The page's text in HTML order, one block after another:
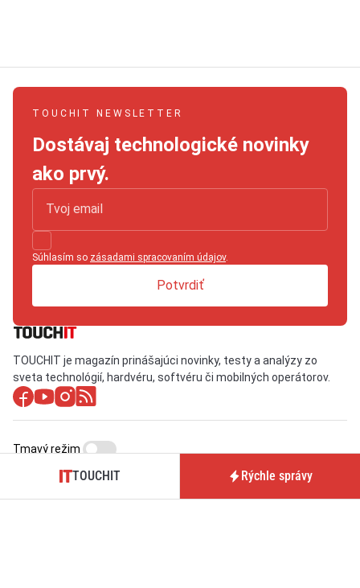
TOUCHIT NEWSLETTER
Dostávaj technologické novinky
ako prvý.
Súhlasím so zásadami spracovaním údajov.
Potvrdiť
TOUCHIT je magazín prinášajúci novinky, testy a analýzy zo
sveta technológií, hardvéru, softvéru či mobilných operátorov.
O nás / Kontakt
Predplatné časopisu
Tmavý režim
TOUCHIT Rýchle správy